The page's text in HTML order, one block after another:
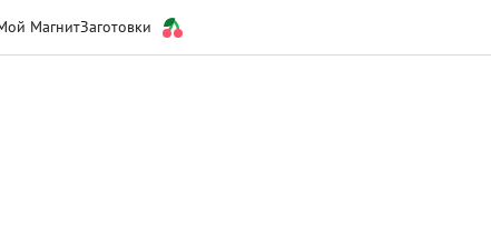
МагнитЗаготовки